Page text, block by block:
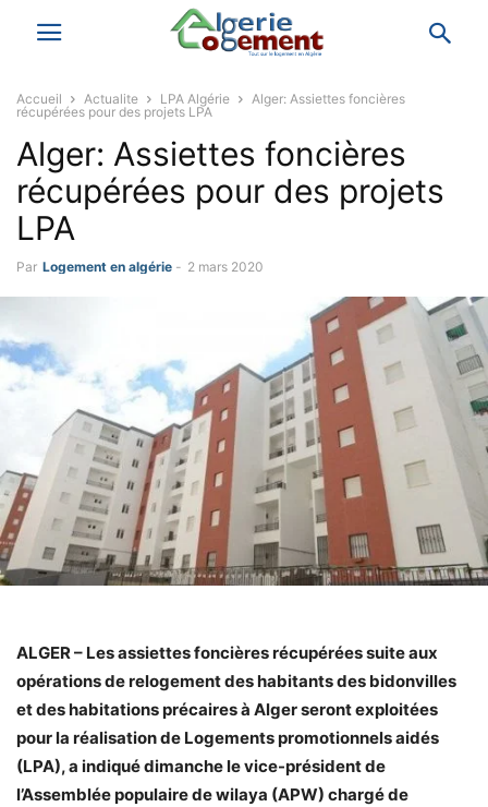
Accueil Actualite LPA Algérie
Alger: Assiettes foncières
récupérées pour des projets LPA
Alger: Assiettes foncières
récupérées pour des projets
LPA
Par Logement en algérie - 2 mars 2020
ALGER – Les assiettes foncières récupérées suite aux
opérations de relogement des habitants des bidonvilles
et des habitations précaires à Alger seront exploitées
pour la réalisation de Logements promotionnels aidés
(LPA), a indiqué dimanche le vice-président de
l’Assemblée populaire de wilaya (APW) chargé de